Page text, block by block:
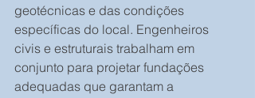
geotécnicas e das condições
específicas do local. Engenheiros
civis e estruturais trabalham em
conjunto para projetar fundações
adequadas que garantam a